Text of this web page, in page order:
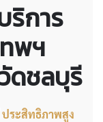
ริการ
พฯ
ดชลบุรี
ระสิทธิภาพสูง